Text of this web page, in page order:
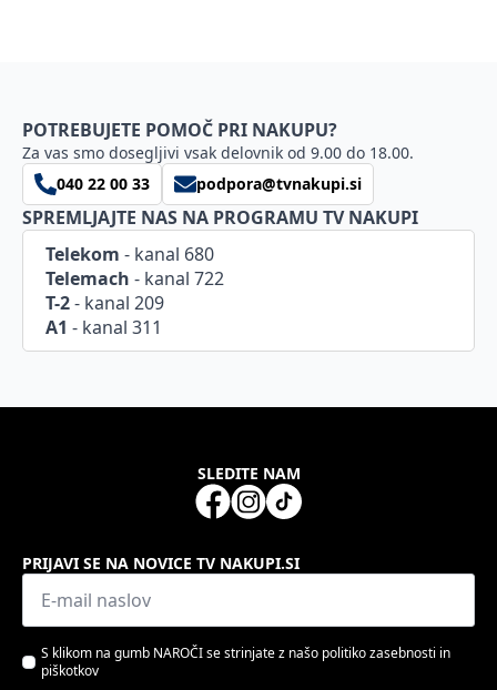
POTREBUJETE POMOČ PRI NAKUPU?
Za vas smo dosegljivi vsak delovnik od 9.00 do 18.00.
040 22 00 33
podpora@tvnakupi.si
SPREMLJAJTE NAS NA PROGRAMU TV NAKUPI
Telekom - kanal 680
Telemach - kanal 722
T-2- kanal 209
A1 - kanal 311
SLEDITE NAM
PRIJAVI SE NA NOVICE TV NAKUPI.SI
Email
Strinjanje
S klikom na gumb NAROČI se strinjate z našo politiko zasebnosti in
piškotkov